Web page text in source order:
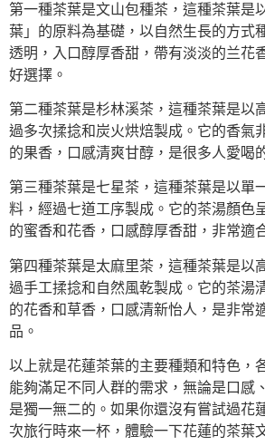
第一種茶葉是文山包種茶，這種茶葉是
葉」的原料為基礎，以自然生長的方式
透明，入口醇厚香甜，帶有淡淡的兰花
好選擇。
第二種茶葉是杉林溪茶，這種茶葉是以
過多次揉捻和炭火烘焙製成。它的香氣
的果香，口感清爽甘醇，是很多人愛喝
第三種茶葉是七星茶，這種茶葉是以單
料，經過七道工序製成。它的茶湯顏色
的蜜香和花香，口感醇厚香甜，非常適
第四種茶葉是太麻里茶，這種茶葉是以
過手工揉捻和自然風乾製成。它的茶湯
的花香和草香，口感清新怡人，是非常
品。
以上就是花蓮茶葉的主要種類和特色，
能夠滿足不同人群的需求，無論是口感
是獨一無二的。如果你還沒有嘗試過花
次旅行時來一杯，體驗一下花蓮的茶葉